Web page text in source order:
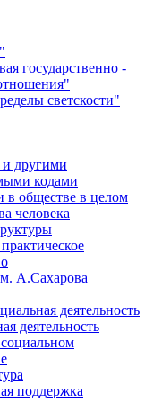
государственно -
светскости"
другими
кодами
в обществе в целом
человека
А.Сахарова
деятельность
деятельность
поддержка